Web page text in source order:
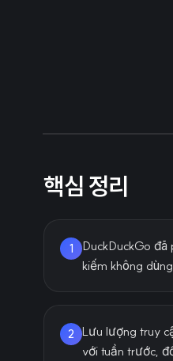
핵심 정리
1
DuckDuckGo
kiếm không
2
Lưu lượng truy
với tuần trước,